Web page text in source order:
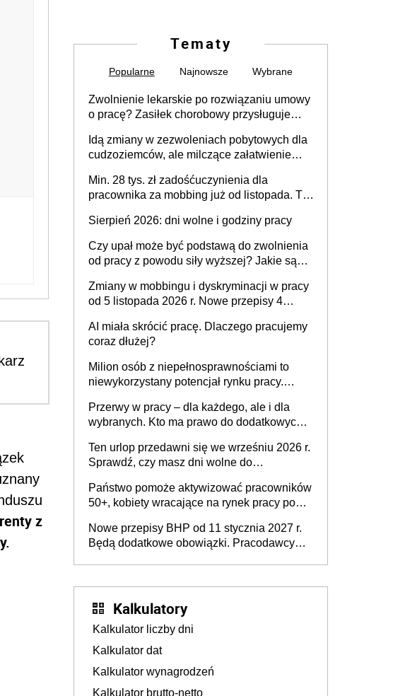
z
Tematy
Popularne Najnowsze Wybrane
Zwolnienie lekarskie po rozwiązaniu umowy
o pracę? Zasiłek chorobowy przysługuje
dni od ustania stosunku pracy
Idą zmiany w zezwoleniach pobytowych dla
cudzoziemców, ale milczące załatwienie
Min. 28 tys. zł zadośćuczynienia dla
pracownika za mobbing już od listopada. To
zespołu
Sierpień 2026: dni wolne i godziny pracy
Czy upał może być podstawą do zwolnienia
od pracy z powodu siły wyższej? Jakie są
Zmiany w mobbingu i dyskryminacji w pracy
od 5 listopada 2026 r. Nowe przepisy 4
Ustaw
AI miała skrócić pracę. Dlaczego pracujemy
coraz dłużej?
Milion osób z niepełnosprawnościami to
niewykorzystany potencjał rynku pracy.
dofinansowań czy refundacji, ale bariery po
stronie systemu i świadomości
pracodawców [WYWIAD]
Przerwy w pracy – dla każdego, ale i dla
wybranych. Kto ma prawo do dodatkowych
Ten urlop przedawni się we wrześniu 2026 r.
Sprawdź, czy masz dni wolne do
Państwo pomoże aktywizować pracowników
50+, kobiety wracające na rynek pracy po
osoby neuroatypowe. Powstanie Fundusz
na rzecz Inkluzywności w Zatrudnianiu?
Nowe przepisy BHP od 11 stycznia 2027 r.
Będą dodatkowe obowiązki. Pracodawcy
Kalkulatory
Kalkulator liczby dni
Kalkulator dat
Kalkulator wynagrodzeń
Kalkulator brutto-netto